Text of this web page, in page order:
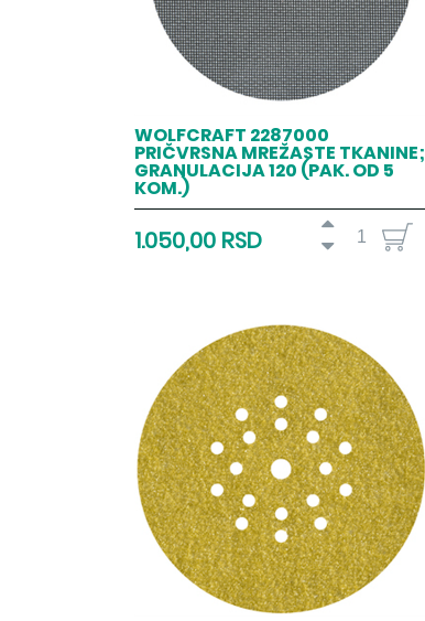
WOLFCRAFT 2287000
PRIČVRSNA MREŽASTE TKANINE;
GRANULACIJA 120 (PAK. OD 5
KOM.)
1.050,00 RSD